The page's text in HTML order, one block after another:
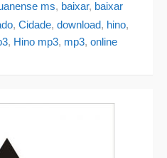
ms, baixar, baixar
, Cidade, download, hino,
, Hino mp3, mp3, online